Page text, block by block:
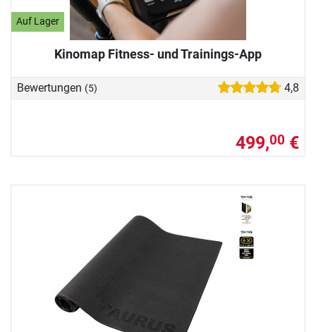
Auf Lager
Kinomap Fitness- und Trainings-App
Bewertungen (5) 4,8
499,00 €